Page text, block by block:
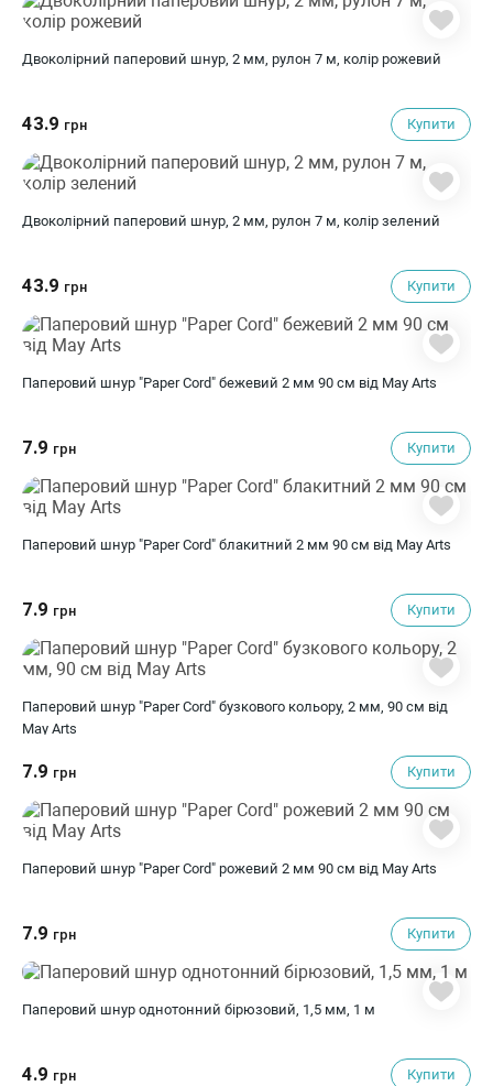
Двоколірний паперовий шнур, 2 мм, рулон 7 м, колір рожевий
43.9 грн Купити
Двоколірний паперовий шнур, 2 мм, рулон 7 м, колір зелений
43.9 грн Купити
Паперовий шнур "Paper Cord" бежевий 2 мм 90 см від May Arts
7.9 грн Купити
Паперовий шнур "Paper Cord" блакитний 2 мм 90 см від May Arts
7.9 грн Купити
Паперовий шнур "Paper Cord" бузкового кольору, 2 мм, 90 см від
May Arts
7.9 грн Купити
Паперовий шнур "Paper Cord" рожевий 2 мм 90 см від May Arts
7.9 грн Купити
Паперовий шнур однотонний бірюзовий, 1,5 мм, 1 м
4.9 грн Купити